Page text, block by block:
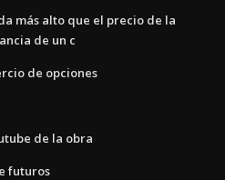
más alto que el precio de la
de un c
de opciones
de la obra
futuros